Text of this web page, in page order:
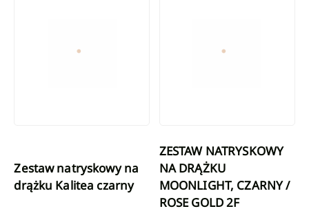
Zestaw natryskowy na
drążku Kalitea czarny
ZESTAW NATRYSKOWY
NA DRĄŻKU
MOONLIGHT, CZARNY /
ROSE GOLD 2F